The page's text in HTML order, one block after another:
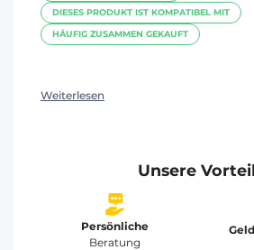
DIESES PRODUKT IST KOMPATIBEL MIT
HÄUFIG ZUSAMMEN GEKAUFT
Weiterlesen
Unsere
Persönliche
Beratung